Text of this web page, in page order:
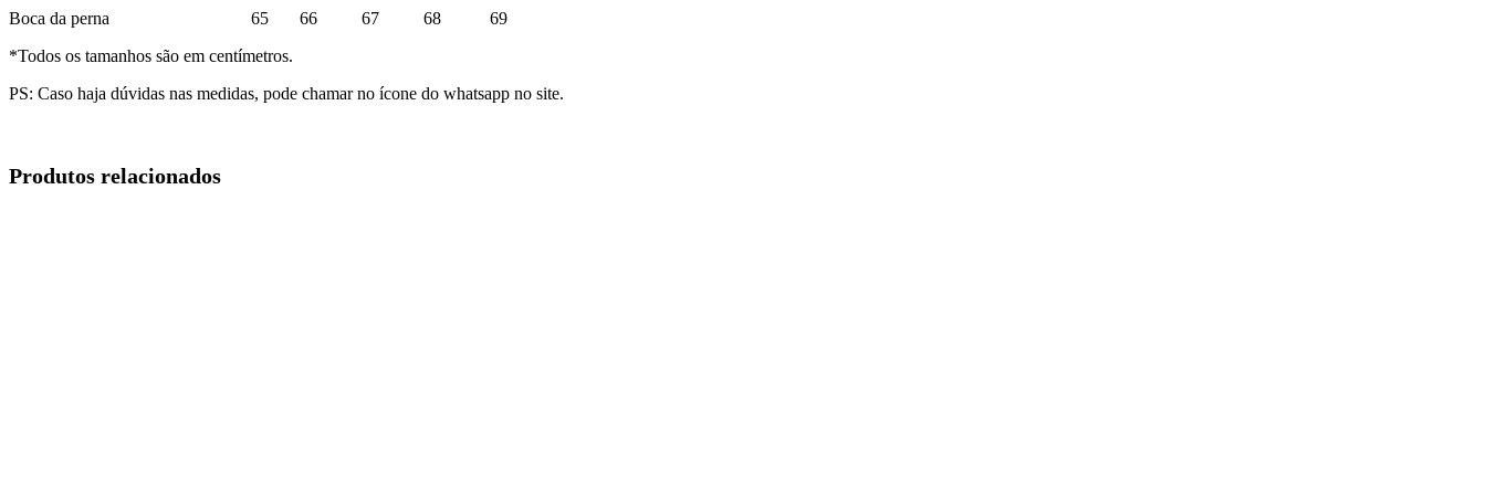
Boca da perna 65 66 67 68 69
*Todos os tamanhos são em centímetros.
PS: Caso haja dúvidas nas medidas, pode chamar no ícone do whatsapp no site.
Produtos relacionados